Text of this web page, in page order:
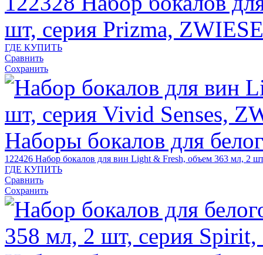
шт, серия Prizma,
ГДЕ КУПИТЬ
Сравнить
Сохранить
122426 Набор бокалов для вин Light & Fresh, объем 363 мл, 2
ГДЕ КУПИТЬ
Сравнить
Сохранить